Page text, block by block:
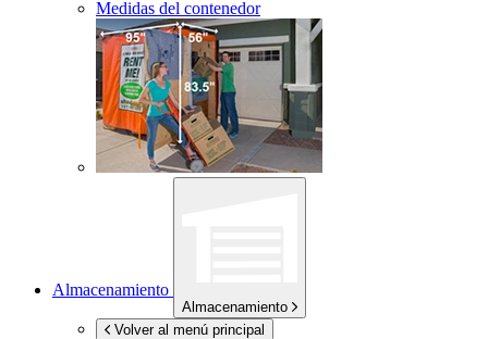
Medidas del contenedor
Almacenamiento
Almacenamiento
Volver al menú principal